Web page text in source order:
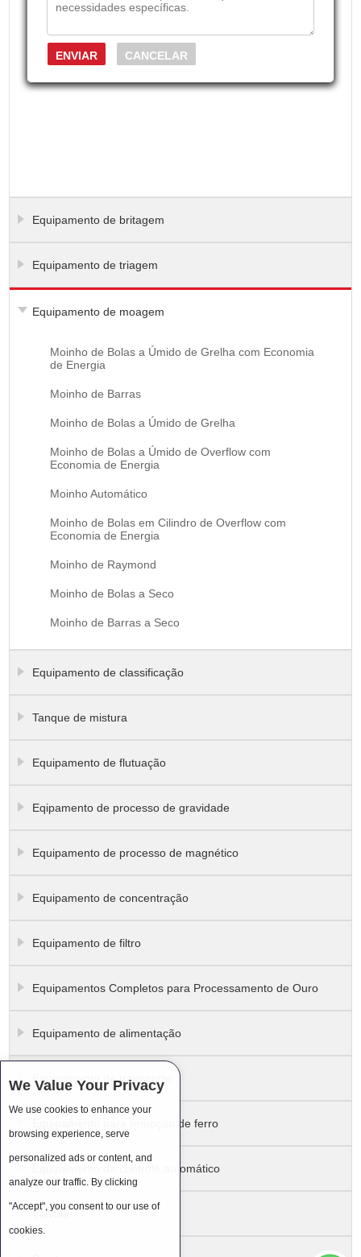
Equipamento de britagem
Equipamento de triagem
Equipamento de moagem
Moinho de Bolas a Úmido de Grelha com Economia
de Energia
Moinho de Barras
Moinho de Bolas a Úmido de Grelha
Moinho de Bolas a Úmido de Overflow com
Economia de Energia
Moinho Automático
Moinho de Bolas em Cilindro de Overflow com
Economia de Energia
Moinho de Raymond
Moinho de Bolas a Seco
Moinho de Barras a Seco
Equipamento de classificação
Tanque de mistura
Equipamento de flutuação
Eqipamento de processo de gravidade
Equipamento de processo de magnético
Equipamento de concentração
Equipamento de filtro
Equipamentos Completos para Processamento de Ouro
Equipamento de alimentação
Equipamento de transporte
Equipamento para remoção de ferro
Equipamento de controle automático
Válvula
We Value Your Privacy
We use cookies to enhance your
browsing experience, serve
personalized ads or content, and
analyze our traffic. By clicking
"Accept", you consent to our use of
cookies.